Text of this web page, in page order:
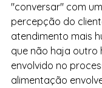
"conversar" com
percepção do
atendimento mais
que não haja outro
envolvido no
alimentação